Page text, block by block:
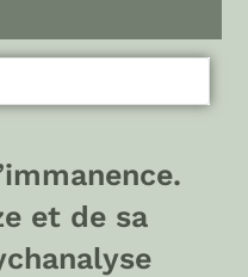
et de sa